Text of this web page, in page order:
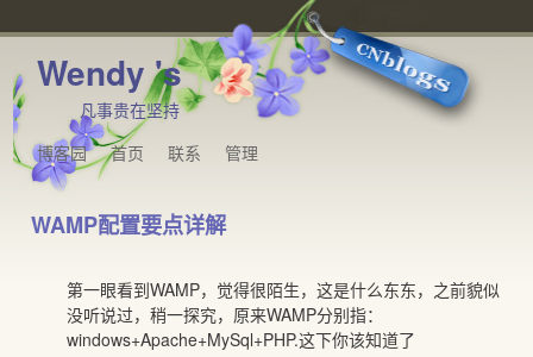
Wendy 's
凡事贵在坚持
博客园
首页 联系 管理
WAMP配置要点详解
第一眼看到WAMP，觉得很陌生，这是什么东东，之前貌似
没听说过，稍一探究，原来WAMP分别指：
windows+Apache+MySql+PHP.这下你该知道了